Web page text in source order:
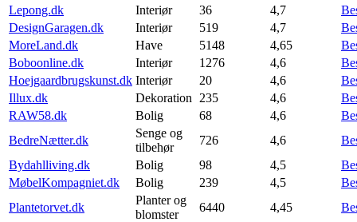
Lepong.dk
Interiør 36 4,7
DesignGaragen.dk
Interiør 519 4,7
MoreLand.dk
Have 5148 4,65
Boboonline.dk
Interiør 1276 4,6
Hoejgaardbrugskunst.dk Interiør 20 4,6
Illux.dk
Dekoration 235 4,6
RAW58.dk
Bolig 68 4,6
BedreNætter.dk
Senge og
tilbehør
726 4,6
Bydahlliving.dk
Bolig 98 4,5
MøbelKompagniet.dk
Bolig 239 4,5
Plantetorvet.dk
Planter og
blomster
6440 4,45